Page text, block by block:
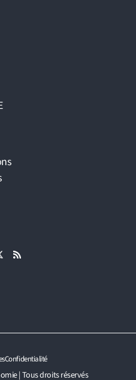
| Tous droits réservés
Confidentialité